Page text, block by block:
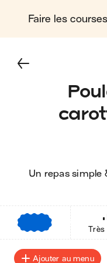
Faire les courses
Un repas simple
Très
Ajouter au menu